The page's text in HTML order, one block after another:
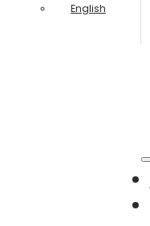
English